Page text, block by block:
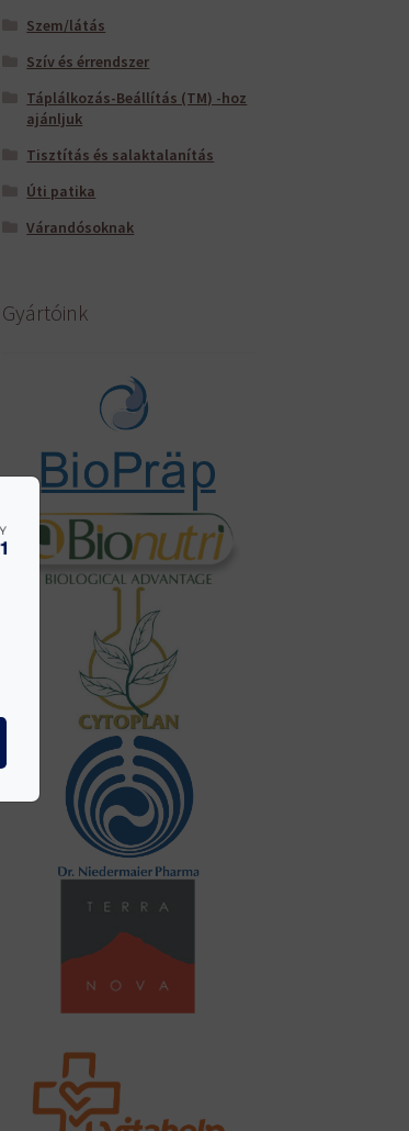
Szem/látás
Szív és érrendszer
Táplálkozás-Beállítás (TM) -hoz
ajánljuk
Tisztítás és salaktalanítás
Úti patika
Várandósoknak
Gyártóink